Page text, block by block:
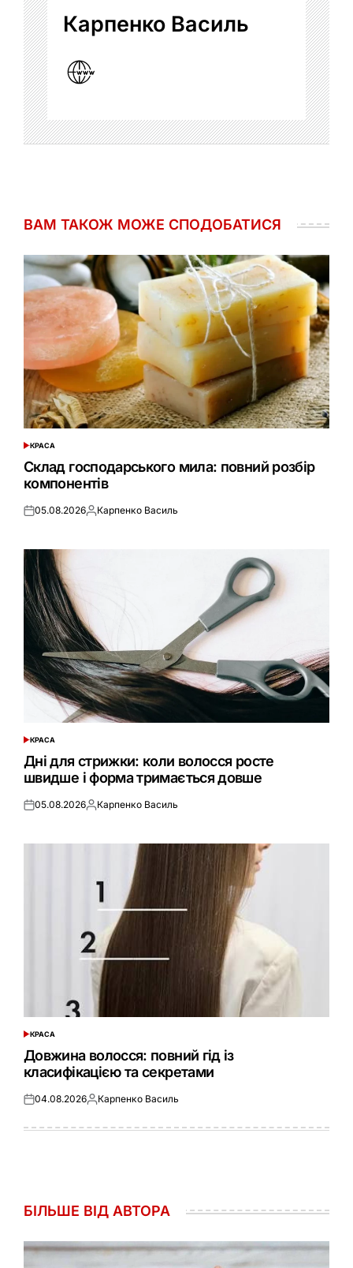
Карпенко Василь
ВАМ ТАКОЖ МОЖЕ СПОДОБАТИСЯ
ОПУБЛІКУВАТИ
КРАСА
Склад господарського мила: повний розбір
компонентів
Оприлюднено
05.08.2026Опубліковано
Карпенко Василь
ОПУБЛІКУВАТИ
КРАСА
Дні для стрижки: коли волосся росте
швидше і форма тримається довше
Оприлюднено
05.08.2026Опубліковано
Карпенко Василь
ОПУБЛІКУВАТИ
КРАСА
Довжина волосся: повний гід із
класифікацією та секретами
Оприлюднено
04.08.2026Опубліковано
Карпенко Василь
БІЛЬШЕ ВІД АВТОРА